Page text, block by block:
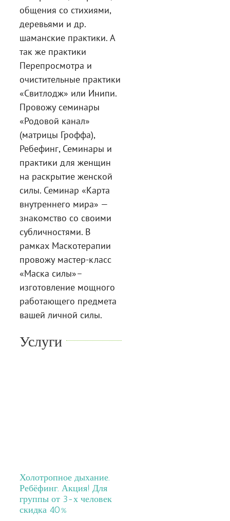
общения со стихиями,
деревьями и др.
шаманские практики. А
так же практики
Перепросмотра и
очистительные практики
«Свитлодж» или Инипи.
Провожу семинары
«Родовой канал»
(матрицы Гроффа),
Ребефинг, Семинары и
практики для женщин
на раскрытие женской
силы. Семинар «Карта
внутреннего мира» —
знакомство со своими
субличностями. В
рамках Маскотерапии
провожу мастер-класс
«Маска силы»–
изготовление мощного
работающего предмета
вашей личной силы.
Услуги
Холотропное дыхание.
Ребёфинг. Акция! Для
группы от 3-х человек
скидка 40%